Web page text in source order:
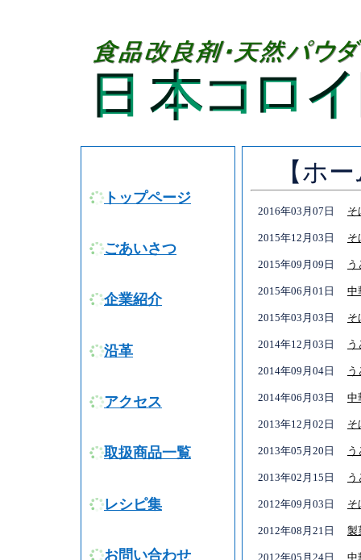
トップページ
ごあいさつ
企業紹介
沿革
アクセス
取扱商品一覧
レシピ集
お問い合わせ
【ホ
2016年03月07日 そ
2015年12月03日 そ
2015年09月09日
2015年06月01日 中
2015年03月03日 そ
2014年12月03日
2014年09月04日
2014年06月03日 中
2013年12月02日 そ
2013年05月20日
2013年02月15日
2012年09月03日 そ
2012年08月21日 製
2012年05月24日 中